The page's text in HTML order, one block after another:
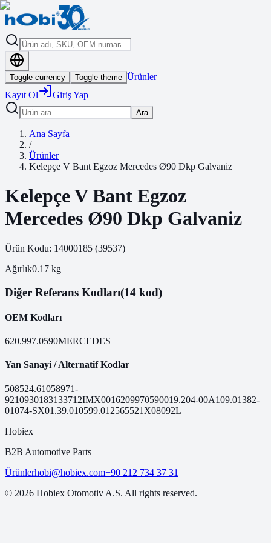
Toggle currency Toggle theme Ürünler
Kayıt Ol
Giriş Yap
Ara
Ana Sayfa
/
Ürünler
Kelepçe V Bant Egzoz Mercedes Ø90 Dkp Galvaniz
Kelepçe V Bant Egzoz
Mercedes Ø90 Dkp Galvaniz
Ürün Kodu: 14000185 (39537)
Ağırlık0.17 kg
Diğer Referans Kodları(14 kod)
OEM Kodları
620.997.0590MERCEDES
Yan Sanayi / Alternatif Kodlar
508524.61058971-
9210930183133712IMX0016209970590019.204-00A109.01382-
01074-SX01.39.010599.012565521 X08092L
Hobiex
B2B Automotive Parts
Ürünlerhobi@hobiex.com+90 212 734 37 31
© 2026 Hobiex Otomotiv A.S. All rights reserved.